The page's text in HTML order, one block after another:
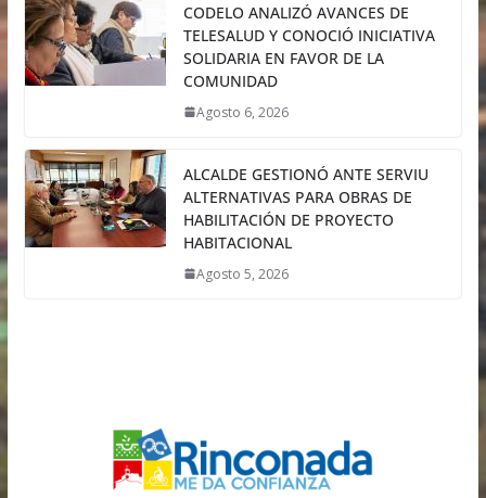
CODELO ANALIZÓ AVANCES DE
TELESALUD Y CONOCIÓ INICIATIVA
SOLIDARIA EN FAVOR DE LA
COMUNIDAD
Agosto 6, 2026
ALCALDE GESTIONÓ ANTE SERVIU
ALTERNATIVAS PARA OBRAS DE
HABILITACIÓN DE PROYECTO
HABITACIONAL
Agosto 5, 2026